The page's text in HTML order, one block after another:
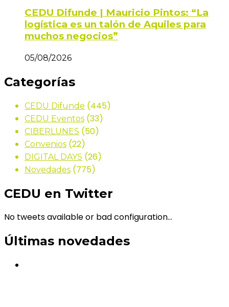
CEDU Difunde | Mauricio Pintos: “La
logística es un talón de Aquiles para
muchos negocios”
05/08/2026
Categorías
CEDU Difunde (445)
CEDU Eventos (33)
CIBERLUNES (50)
Convenios (22)
DIGITAL DAYS (26)
Novedades (775)
CEDU en Twitter
No tweets available or bad configuration...
Últimas novedades